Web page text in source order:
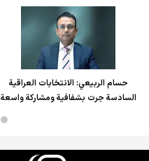
حسام الربیعي: الانتخابات العراقية
السادسة جرت بشفافية ومشاركة واسعة